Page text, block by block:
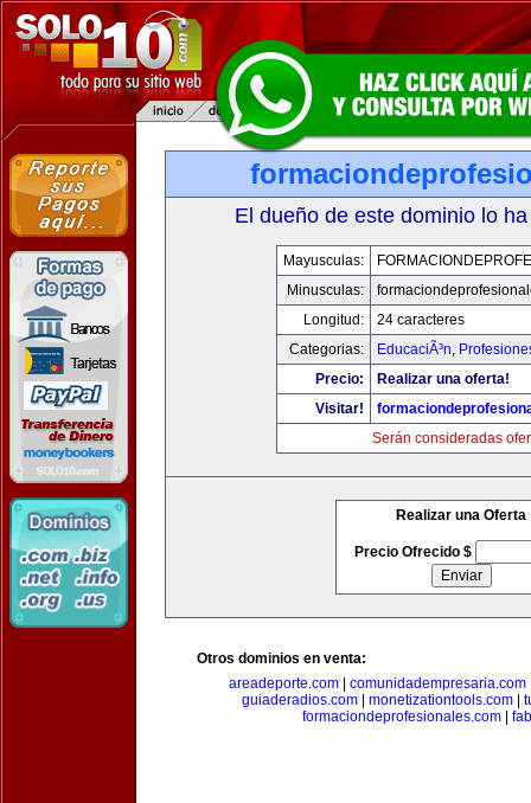
El dueño de este dominio lo
Mayusculas:
Minusculas:
Longitud:
24 caracteres
Categorias:
EducaciÃ³n,
Precio:
Realizar una oferta!
Visitar!
Serán consideradas
Realizar una Oferta
Precio Ofrecido $
Otros dominios en venta:
areadeporte.com| comunidadempresaria.com
guiaderadios.com| monetizationtools.com|
formaciondeprofesionales.com|